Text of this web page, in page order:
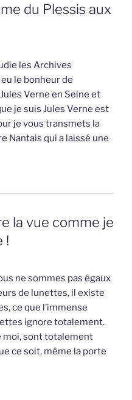
du Plessis aux
les Archives
le bonheur de
Verne en Seine et
je suis Jules Verne est
je vous transmets la
Nantais qui a laissé une
la vue comme je
!
ne sommes pas égaux
de lunettes, il existe
ce que l’immense
ignore totalement.
moi, sont totalement
ce soit, même la porte